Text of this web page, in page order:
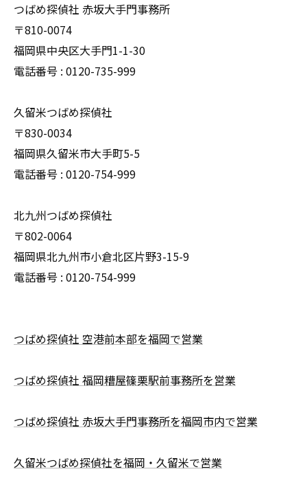
つばめ探偵社 赤坂大手門事務所
〒810-0074
福岡県中央区大手門1-1-30
電話番号 : 0120-735-999
久留米つばめ探偵社
〒830-0034
福岡県久留米市大手町5-5
電話番号 : 0120-754-999
北九州つばめ探偵社
〒802-0064
福岡県北九州市小倉北区片野3-15-9
電話番号 : 0120-754-999
つばめ探偵社 空港前本部を福岡で営業
つばめ探偵社 福岡糟屋篠栗駅前事務所を営業
つばめ探偵社 赤坂大手門事務所を福岡市内で営業
久留米つばめ探偵社を福岡・久留米で営業